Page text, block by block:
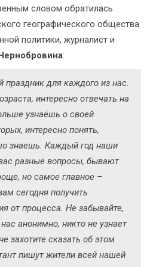
словом обратилась
географического общества
политики, журналист и
:
для каждого из нас.
интересно отвечать на
узнаёшь о своей
интересно понять,
знаешь. Каждый год наши
разные вопросы, бывают
но самое главное –
сегодня получить
от процесса. Не забывайте,
анонимно, никто не узнает
захотите сказать об этом
пишут жители всей нашей